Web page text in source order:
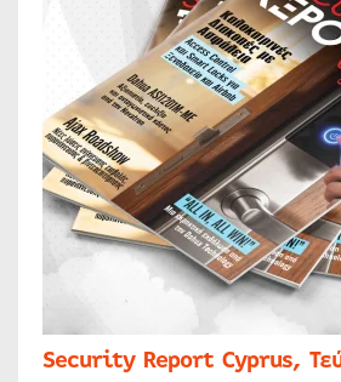
Security Report Cyprus,